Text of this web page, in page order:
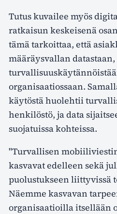
Tutus kuvailee myös
ratkaisun keskeisenä
tämä tarkoittaa, että
määräysvallan
organisaatiossaan.
käytöstä huolehtii
henkilöstö, ja data
suojatuissa kohteissa.
"Turvallisen
kasvavat edelleen sekä
puolustukseen liittyvissä
Näemme kasvavan
organisaatioilla itsellään